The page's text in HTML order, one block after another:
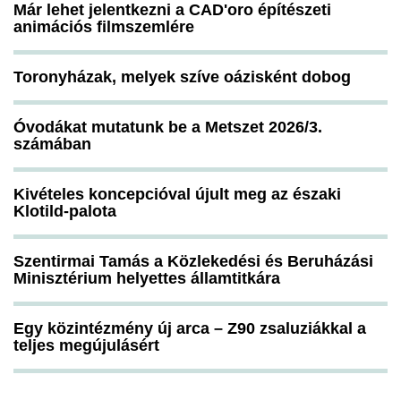
Már lehet jelentkezni a CAD'oro építészeti
animációs filmszemlére
Toronyházak, melyek szíve oázisként dobog
Óvodákat mutatunk be a Metszet 2026/3.
számában
Kivételes koncepcióval újult meg az északi
Klotild-palota
Szentirmai Tamás a Közlekedési és Beruházási
Minisztérium helyettes államtitkára
Egy közintézmény új arca – Z90 zsaluziákkal a
teljes megújulásért